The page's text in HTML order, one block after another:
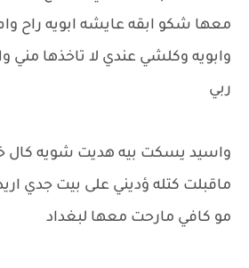
معها شكو ابقه عايشه ابويه راح
وابويه وكلشي عندي لا تاخذها مني
ربي
واسيد يسكت بيه هديت شويه كال
ماقبلت كتله ؤديني على بيت جدي
مو كافي مارحت معها لبغداد